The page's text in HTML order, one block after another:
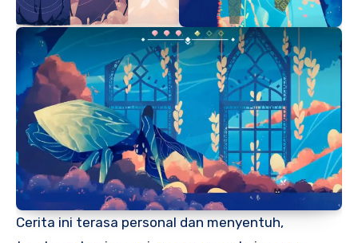
Cerita ini terasa personal dan menyentuh,